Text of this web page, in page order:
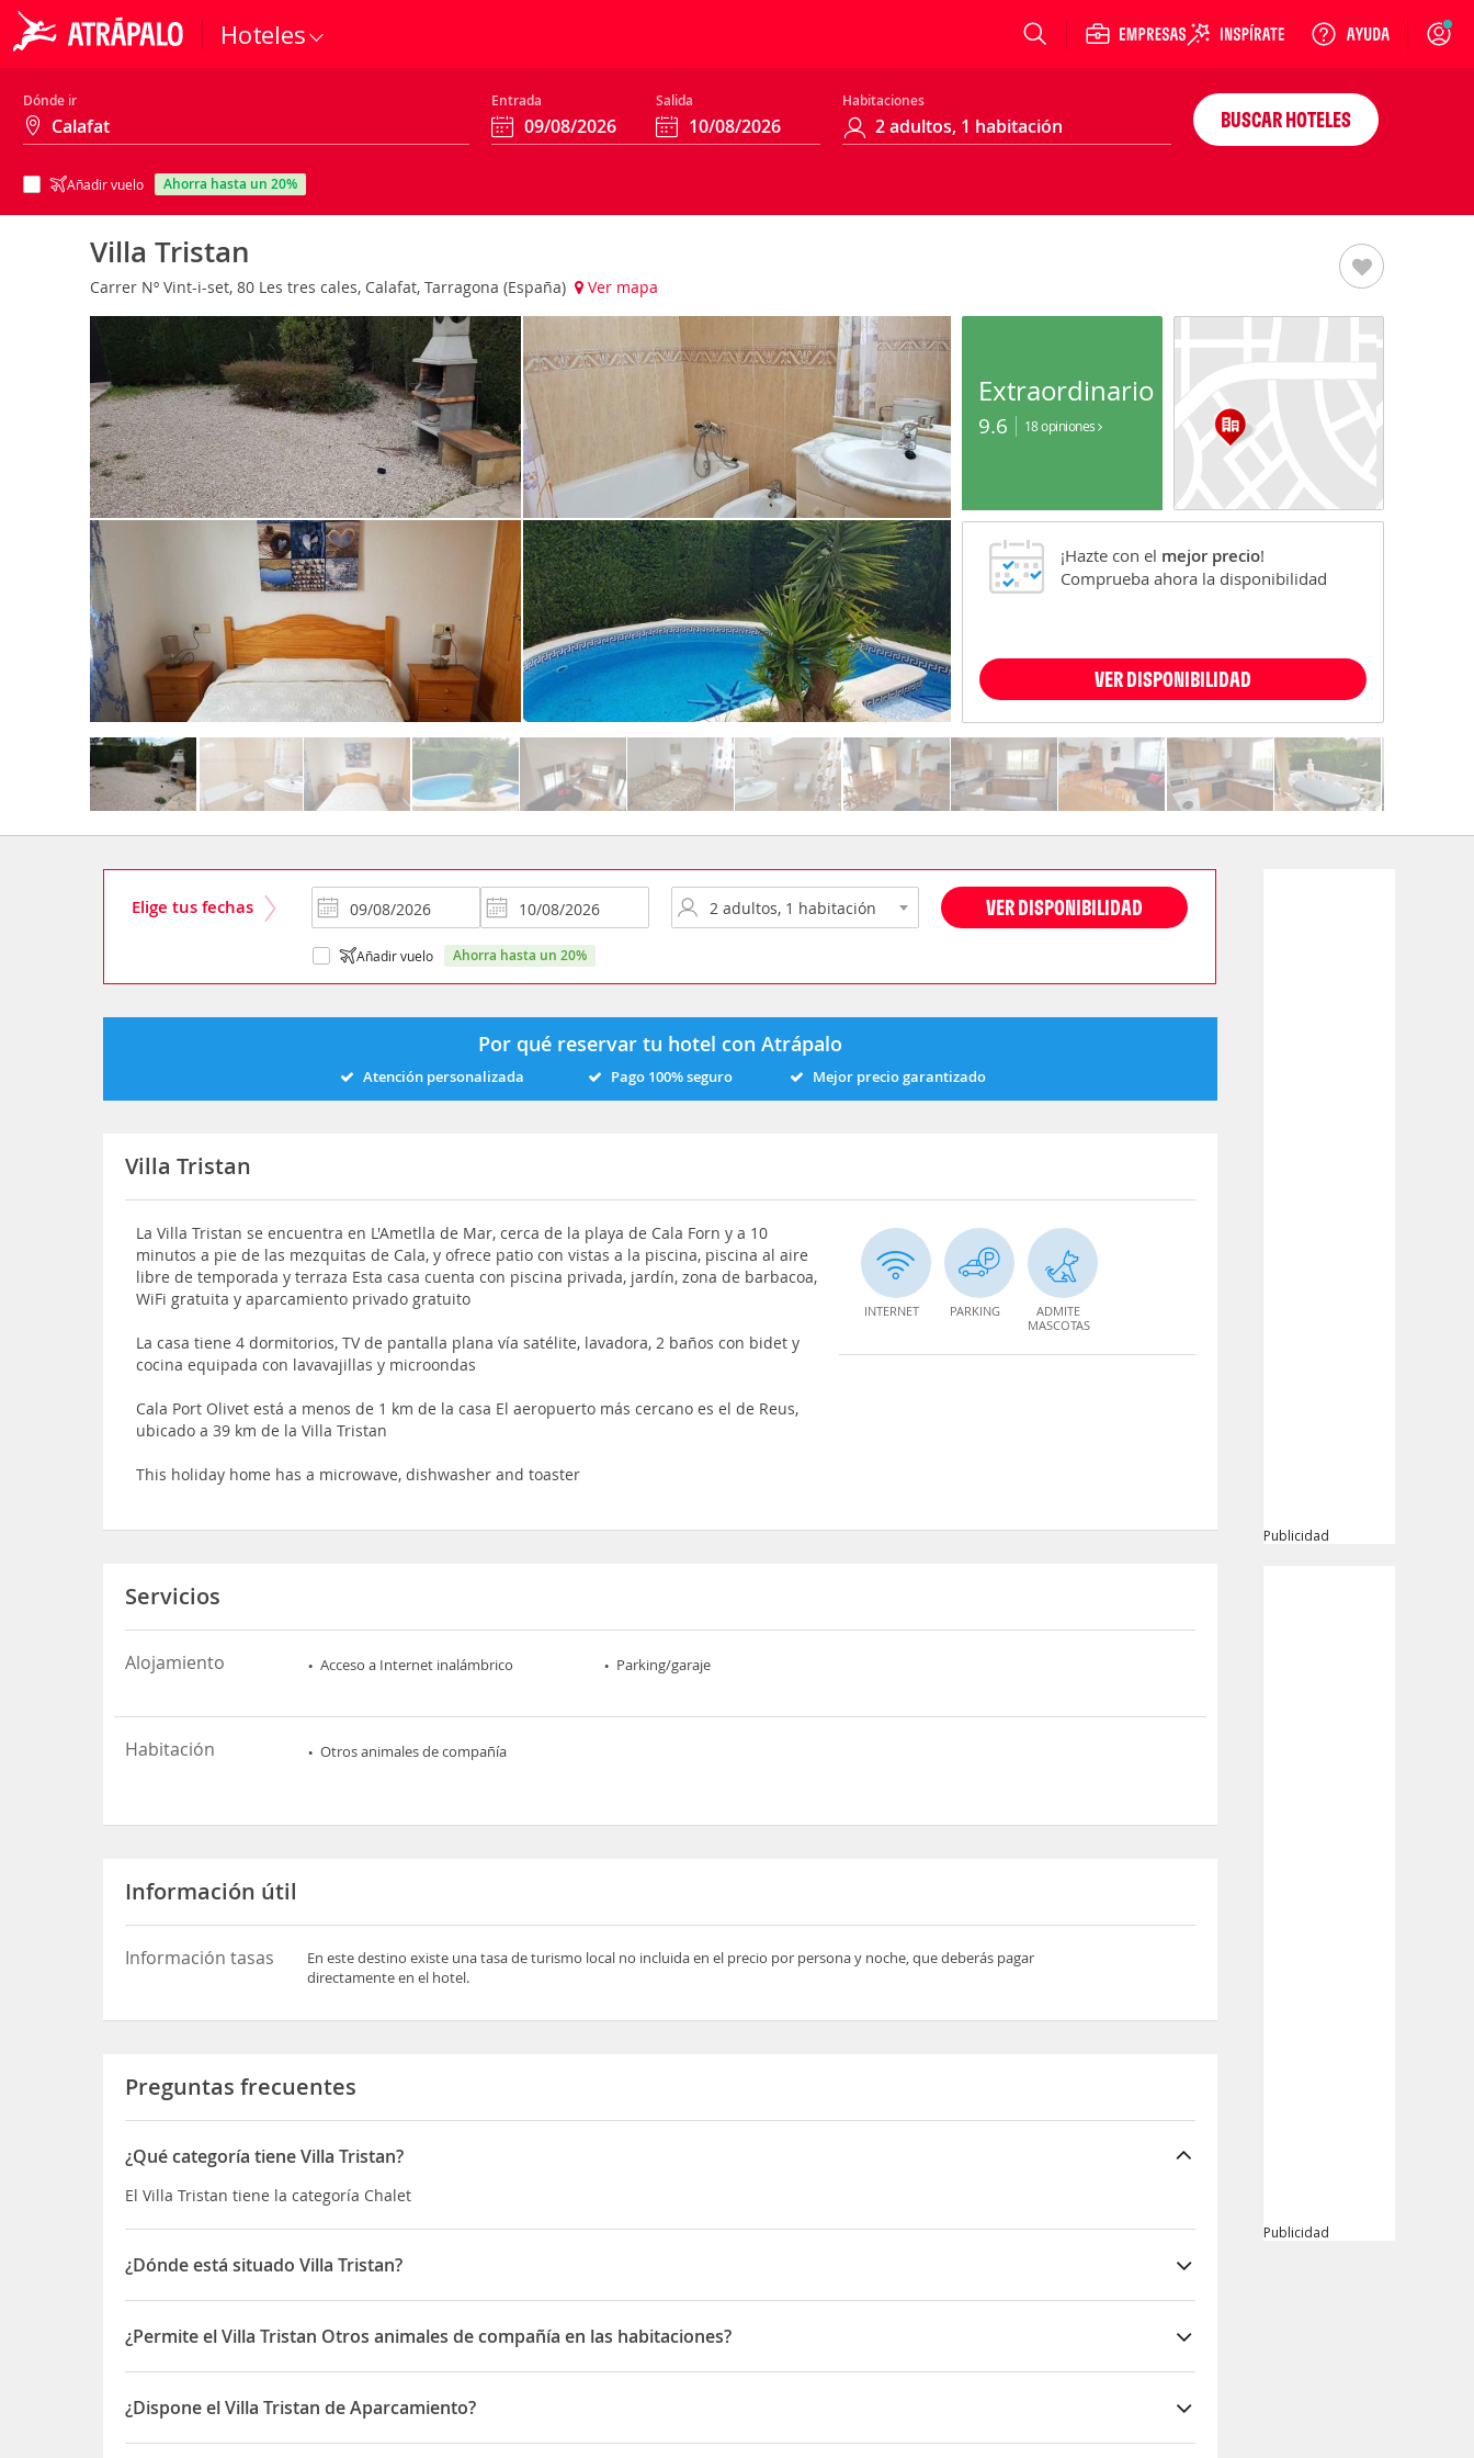
Hoteles Login
Dónde ir Entrada Salida Habitaciones
Añadir vuelo ahorra hasta un 20%
BUSCAR HOTELES
Villa Tristan
Carrer Nº Vint-i-set, 80 Les tres cales, Calafat, Tarragona (España) Ver mapa
Extraordinario
9.6 18 opiniones
¡Hazte con el mejor precio!
Comprueba ahora la disponibilidad
VER DISPONIBILIDAD
Elige tus fechas VER DISPONIBILIDAD
Añadir vuelo ahorra hasta un 20%
Por qué reservar tu hotel con Atrápalo
Atención personalizada Pago 100% seguro Mejor precio garantizado
Villa Tristan
La Villa Tristan se encuentra en L'Ametlla de Mar, cerca de la playa de Cala Forn y a 10
minutos a pie de las mezquitas de Cala, y ofrece patio con vistas a la piscina, piscina al aire
libre de temporada y terraza Esta casa cuenta con piscina privada, jardín, zona de barbacoa,
WiFi gratuita y aparcamiento privado gratuito
La casa tiene 4 dormitorios, TV de pantalla plana vía satélite, lavadora, 2 baños con bidet y
cocina equipada con lavavajillas y microondas
Cala Port Olivet está a menos de 1 km de la casa El aeropuerto más cercano es el de Reus,
ubicado a 39 km de la Villa Tristan
This holiday home has a microwave, dishwasher and toaster
INTERNET PARKING
ADMITE
MASCOTAS
Servicios
Alojamiento Acceso a Internet inalámbrico Parking/garaje
Habitación Otros animales de compañía
Información útil
Información tasas
En este destino existe una tasa de turismo local no incluida en el precio por persona y noche, que deberás pagar
directamente en el hotel.
Preguntas frecuentes
¿Qué categoría tiene Villa Tristan?
El Villa Tristan tiene la categoría Chalet
¿Dónde está situado Villa Tristan?
El Villa Tristan está situado en Carrer Nº Vint-i-set, 80 Les tres cales
¿Permite el Villa Tristan Otros animales de compañía en las habitaciones?
Sí, el Villa Tristan permite Otros animales de compañía en las habitaciones
¿Dispone el Villa Tristan de Aparcamiento?
Sí, el Villa Tristan dispone de Aparcamiento
Publicidad
Publicidad